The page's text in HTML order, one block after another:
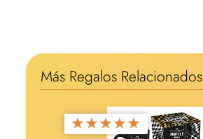
Más Regalos Relacionados
★★★★★